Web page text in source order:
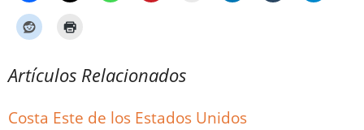
Artículos Relacionados
Costa Este de los Estados Unidos